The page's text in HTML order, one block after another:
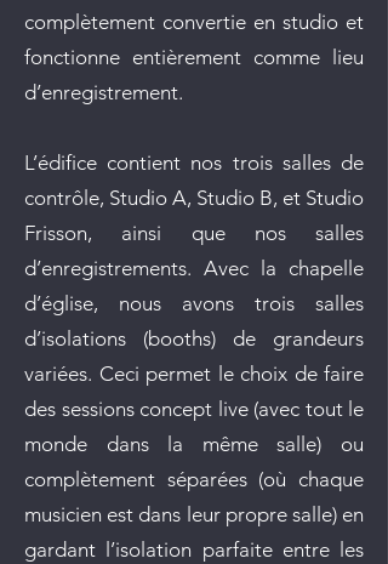
complètement convertie en studio et
fonctionne entièrement comme lieu
d’enregistrement.
L’édifice contient nos trois salles de
contrôle, Studio A, Studio B, et Studio
Frisson, ainsi que nos salles
d’enregistrements. Avec la chapelle
d’église, nous avons trois salles
d’isolations (booths) de grandeurs
variées. Ceci permet le choix de faire
des sessions concept live (avec tout le
monde dans la même salle) ou
complètement séparées (où chaque
musicien est dans leur propre salle) en
gardant l’isolation parfaite entre les